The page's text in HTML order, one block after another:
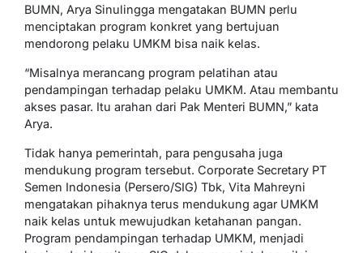
BUMN, Arya Sinulingga mengatakan BUMN perlu
menciptakan program konkret yang bertujuan
mendorong pelaku UMKM bisa naik kelas.
“Misalnya merancang program pelatihan atau
pendampingan terhadap pelaku UMKM. Atau membantu
akses pasar. Itu arahan dari Pak Menteri BUMN,” kata
Arya.
Tidak hanya pemerintah, para pengusaha juga
mendukung program tersebut. Corporate Secretary PT
Semen Indonesia (Persero/SIG) Tbk, Vita Mahreyni
mengatakan pihaknya terus mendukung agar UMKM
naik kelas untuk mewujudkan ketahanan pangan.
Program pendampingan terhadap UMKM, menjadi